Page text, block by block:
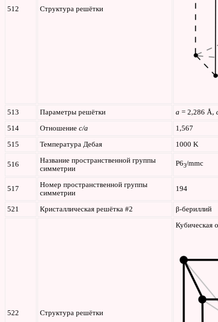
512 Структура решётки
513 Параметры решётки a = 2,286 Å,
514 Отношение c/a 1,567
515 Температура Дебая 1000 K
516
Название пространственной группы
симметрии
P63/mmc
517
Номер пространственной группы
симметрии
194
521 Кристаллическая решётка #2 β-бериллий
522 Структура решётки
Кубическая